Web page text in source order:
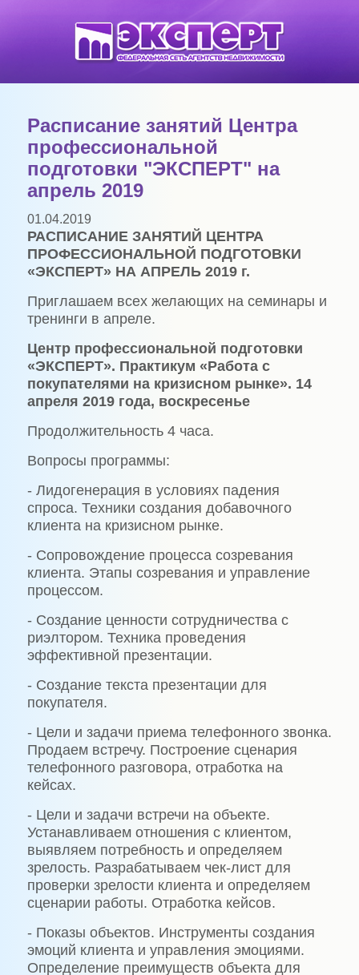
Расписание занятий Центра
профессиональной
подготовки "ЭКСПЕРТ" на
апрель 2019
01.04.2019
РАСПИСАНИЕ ЗАНЯТИЙ ЦЕНТРА
ПРОФЕССИОНАЛЬНОЙ ПОДГОТОВКИ
«ЭКСПЕРТ» НА АПРЕЛЬ 2019 г.
Приглашаем всех желающих на семинары и
тренинги в апреле.
Центр профессиональной подготовки
«ЭКСПЕРТ». Практикум «Работа с
покупателями на кризисном рынке». 14
апреля 2019 года, воскресенье
Продолжительность 4 часа.
Вопросы программы:
- Лидогенерация в условиях падения
спроса. Техники создания добавочного
клиента на кризисном рынке.
- Сопровождение процесса созревания
клиента. Этапы созревания и управление
процессом.
- Создание ценности сотрудничества с
риэлтором. Техника проведения
эффективной презентации.
- Создание текста презентации для
покупателя.
- Цели и задачи приема телефонного звонка.
Продаем встречу. Построение сценария
телефонного разговора, отработка на
кейсах.
- Цели и задачи встречи на объекте.
Устанавливаем отношения с клиентом,
выявляем потребность и определяем
зрелость. Разрабатываем чек-лист для
проверки зрелости клиента и определяем
сценарии работы. Отработка кейсов.
- Показы объектов. Инструменты создания
эмоций клиента и управления эмоциями.
Определение преимуществ объекта для